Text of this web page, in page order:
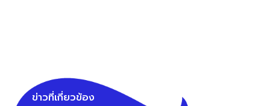
ข่าวที่เกี่ยวข้อง